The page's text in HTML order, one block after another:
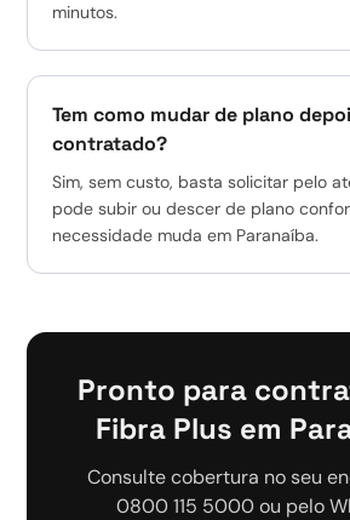
minutos.
Tem como mudar de plano
contratado?
Sim, sem custo, basta solicitar pelo
pode subir ou descer de plano
necessidade muda em Paranaíba.
Pronto para
Fibra Plus em
Consulte cobertura no seu
0800 115 5000 ou pelo